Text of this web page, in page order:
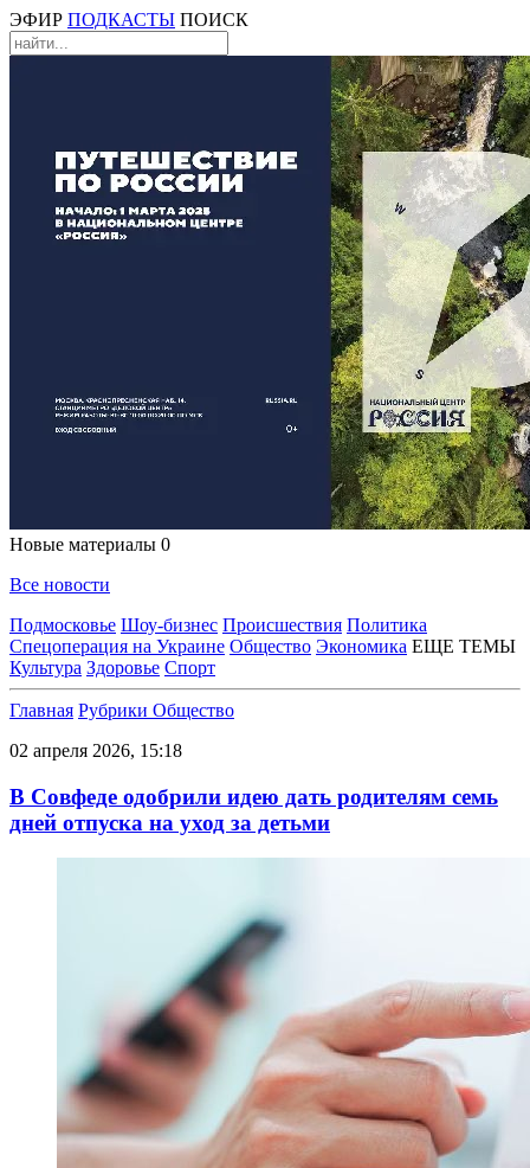
ЭФИР ПОДКАСТЫ ПОИСК
Новые материалы 0
Все новости
Подмосковье Шоу-бизнес Происшествия Политика
Спецоперация на Украине Общество Экономика ЕЩЕ ТЕМЫ
Культура Здоровье Спорт
Главная Рубрики Общество
02 апреля 2026, 15:18
В Совфеде одобрили идею дать родителям семь
дней отпуска на уход за детьми